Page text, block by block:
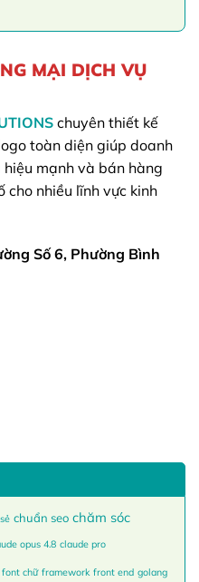
MẠI DỊCH VỤ
chuyên thiết kế
toàn diện giúp doanh
mạnh và bán hàng
cho nhiều lĩnh vực kinh
Số 6, Phường Bình
chuẩn seo chăm sóc
opus 4.8 claude pro
font chữ framework front end golang